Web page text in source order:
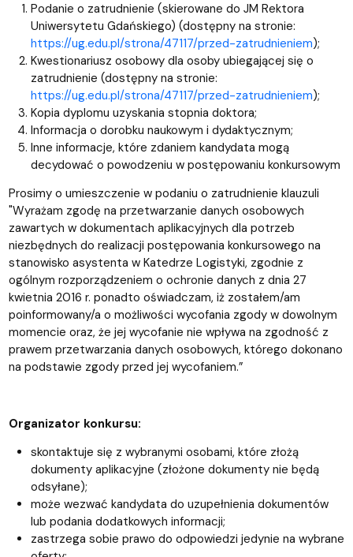
Podanie o zatrudnienie (skierowane do JM Rektora
Uniwersytetu Gdańskiego) (dostępny na stronie:
https://ug.edu.pl/strona/47117/przed-zatrudnieniem);
Kwestionariusz osobowy dla osoby ubiegającej się o
zatrudnienie (dostępny na stronie:
https://ug.edu.pl/strona/47117/przed-zatrudnieniem);
Kopia dyplomu uzyskania stopnia doktora;
Informacja o dorobku naukowym i dydaktycznym;
Inne informacje, które zdaniem kandydata mogą
decydować o powodzeniu w postępowaniu konkursowym
Prosimy o umieszczenie w podaniu o zatrudnienie klauzuli
"Wyrażam zgodę na przetwarzanie danych osobowych
zawartych w dokumentach aplikacyjnych dla potrzeb
niezbędnych do realizacji postępowania konkursowego na
stanowisko asystenta w Katedrze Logistyki, zgodnie z
ogólnym rozporządzeniem o ochronie danych z dnia 27
kwietnia 2016 r. ponadto oświadczam, iż zostałem/am
poinformowany/a o możliwości wycofania zgody w dowolnym
momencie oraz, że jej wycofanie nie wpływa na zgodność z
prawem przetwarzania danych osobowych, którego dokonano
na podstawie zgody przed jej wycofaniem.”
Organizator konkursu:
skontaktuje się z wybranymi osobami, które złożą
dokumenty aplikacyjne (złożone dokumenty nie będą
odsyłane);
może wezwać kandydata do uzupełnienia dokumentów
lub podania dodatkowych informacji;
zastrzega sobie prawo do odpowiedzi jedynie na wybrane